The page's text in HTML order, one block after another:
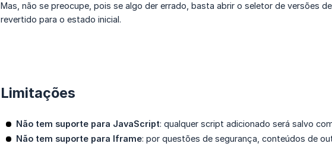
Mas, não se preocupe, pois se algo der errado, basta abrir o seletor de versões
revertido para o estado inicial.
Limitações
Não tem suporte para JavaScript: qualquer script adicionado será salvo
Não tem suporte para Iframe: por questões de segurança, conteúdos de